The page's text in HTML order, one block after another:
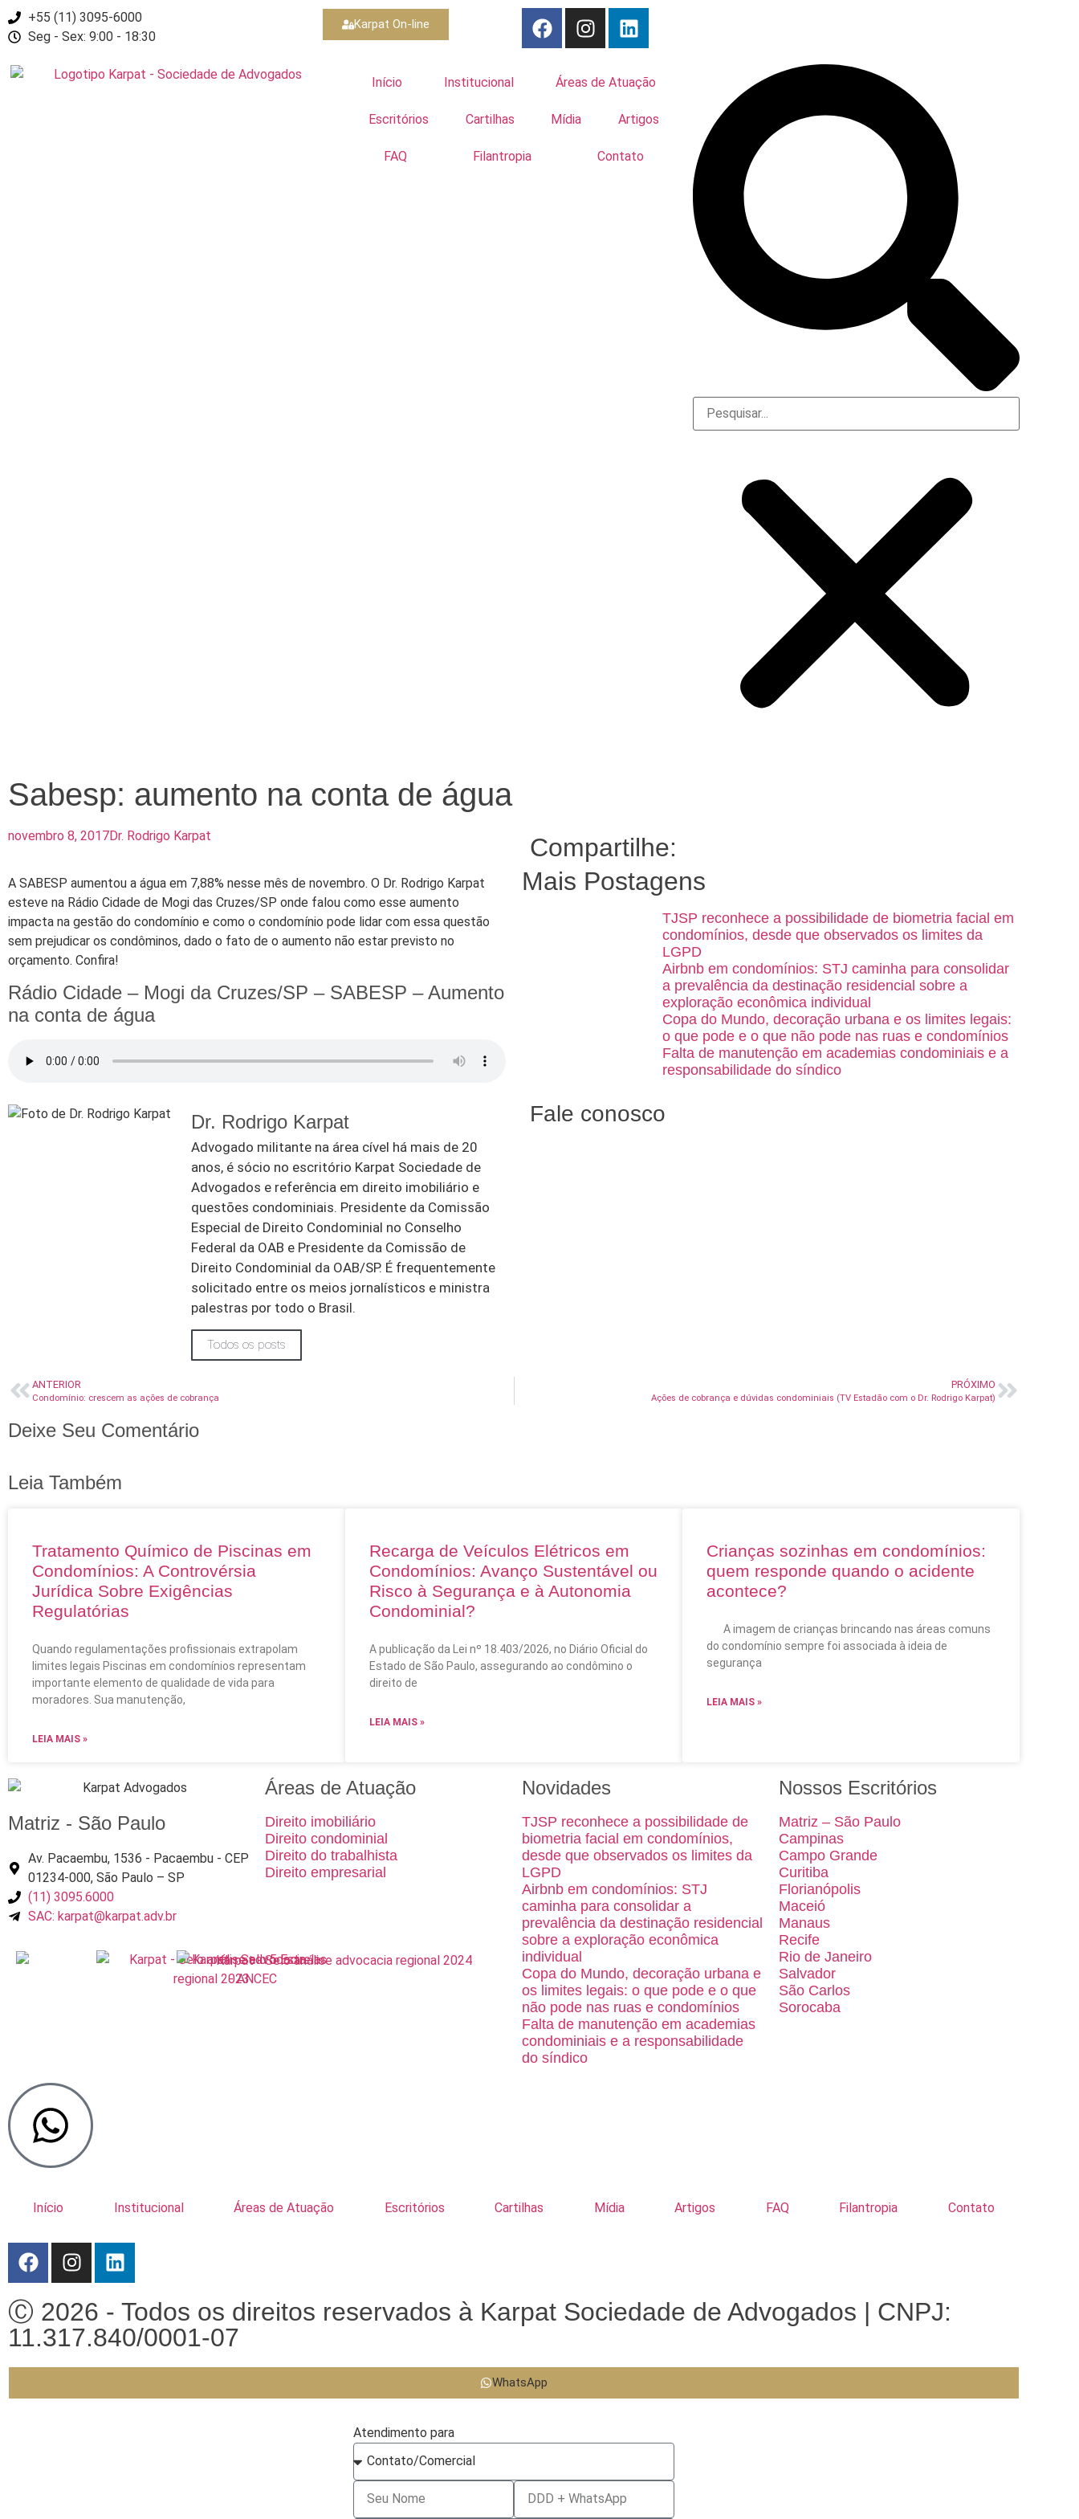
+55 (11) 3095-6000
Seg - Sex: 9:00 - 18:30
Karpat On-line
Início Institucional Áreas de Atuação
Escritórios Cartilhas Mídia Artigos
FAQ Filantropia Contato
Sabesp: aumento na conta de água
novembro 8, 2017Dr. Rodrigo Karpat
A SABESP aumentou a água em 7,88% nesse mês de novembro. O Dr. Rodrigo Karpat
esteve na Rádio Cidade de Mogi das Cruzes/SP onde falou como esse aumento
impacta na gestão do condomínio e como o condomínio pode lidar com essa questão
sem prejudicar os condôminos, dado o fato de o aumento não estar previsto no
orçamento. Confira!
Rádio Cidade – Mogi da Cruzes/SP – SABESP – Aumento
na conta de água
Dr. Rodrigo Karpat
Advogado militante na área cível há mais de 20
anos, é sócio no escritório Karpat Sociedade de
Advogados e referência em direito imobiliário e
questões condominiais. Presidente da Comissão
Especial de Direito Condominial no Conselho
Federal da OAB e Presidente da Comissão de
Direito Condominial da OAB/SP. É frequentemente
solicitado entre os meios jornalísticos e ministra
palestras por todo o Brasil.
Todos os posts
Compartilhe:
Mais Postagens
TJSP reconhece a possibilidade de biometria facial em
condomínios, desde que observados os limites da
LGPD
Airbnb em condomínios: STJ caminha para consolidar
a prevalência da destinação residencial sobre a
exploração econômica individual
Copa do Mundo, decoração urbana e os limites legais:
o que pode e o que não pode nas ruas e condomínios
Falta de manutenção em academias condominiais e a
responsabilidade do síndico
Fale conosco
ANTERIOR
Condomínio: crescem as ações de cobrança
PRÓXIMO
Ações de cobrança e dúvidas condominiais (TV Estadão com o Dr. Rodrigo Karpat)
Deixe Seu Comentário
Leia Também
Tratamento Químico de Piscinas em
Condomínios: A Controvérsia
Jurídica Sobre Exigências
Regulatórias
Quando regulamentações profissionais extrapolam
limites legais Piscinas em condomínios representam
importante elemento de qualidade de vida para
moradores. Sua manutenção,
LEIA MAIS »
Recarga de Veículos Elétricos em
Condomínios: Avanço Sustentável ou
Risco à Segurança e à Autonomia
Condominial?
A publicação da Lei nº 18.403/2026, no Diário Oficial do
Estado de São Paulo, assegurando ao condômino o
direito de
LEIA MAIS »
Crianças sozinhas em condomínios:
quem responde quando o acidente
acontece?
A imagem de crianças brincando nas áreas comuns
do condomínio sempre foi associada à ideia de
segurança
LEIA MAIS »
Matriz - São Paulo
Av. Pacaembu, 1536 - Pacaembu - CEP
01234-000, São Paulo – SP
(11) 3095.6000
SAC: karpat@karpat.adv.br
Áreas de Atuação
Direito imobiliário
Direito condominial
Direito do trabalhista
Direito empresarial
Novidades
TJSP reconhece a possibilidade de
biometria facial em condomínios,
desde que observados os limites da
LGPD
Airbnb em condomínios: STJ
caminha para consolidar a
prevalência da destinação residencial
sobre a exploração econômica
individual
Copa do Mundo, decoração urbana e
os limites legais: o que pode e o que
não pode nas ruas e condomínios
Falta de manutenção em academias
condominiais e a responsabilidade
do síndico
Nossos Escritórios
Matriz – São Paulo
Campinas
Campo Grande
Curitiba
Florianópolis
Maceió
Manaus
Recife
Rio de Janeiro
Salvador
São Carlos
Sorocaba
Início Institucional Áreas de Atuação Escritórios Cartilhas Mídia Artigos FAQ Filantropia Contato
Ⓒ 2026 - Todos os direitos reservados à Karpat Sociedade de Advogados | CNPJ:
11.317.840/0001-07
WhatsApp
Atendimento para